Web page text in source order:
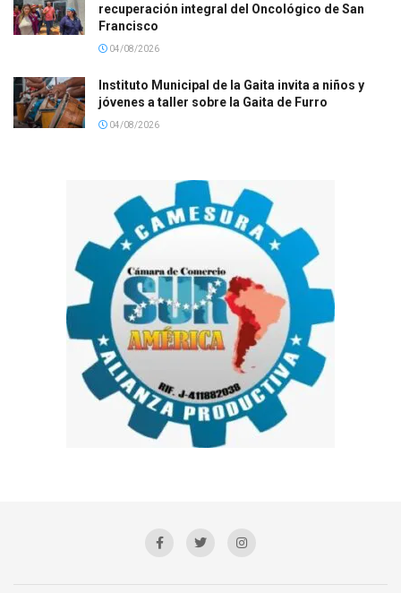
recuperación integral del Oncológico de San
Francisco
04/08/2026
Instituto Municipal de la Gaita invita a niños y
jóvenes a taller sobre la Gaita de Furro
04/08/2026